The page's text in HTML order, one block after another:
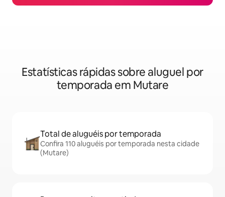
Estatísticas rápidas sobre aluguel por
temporada em Mutare
Total de aluguéis por temporada
Confira 110 aluguéis por temporada nesta cidade
(Mutare)